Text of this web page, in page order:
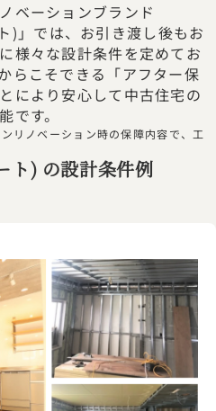
ベーションブランド
)」では、お引き渡し後もお
様々な設計条件を定めてお
らこそできる「アフター保
により安心して中古住宅の
です。
ノベーション時の保障内容で、工
) の設計条件例